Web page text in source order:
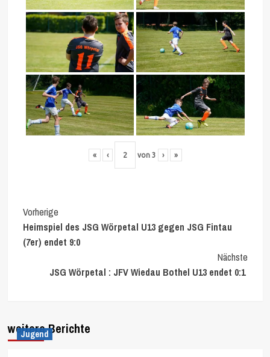
« ‹ von 3 › »
Continue
Reading
Vorherige
Heimspiel des JSG Wörpetal U13 gegen JSG Fintau
(7er) endet 9:0
Nächste
JSG Wörpetal : JFV Wiedau Bothel U13 endet 0:1
weitere Berichte
Jugend